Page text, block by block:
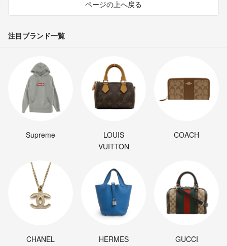
ページの上へ戻る
注目ブランド一覧
Supreme
LOUIS
VUITTON
COACH
CHANEL HERMES GUCCI